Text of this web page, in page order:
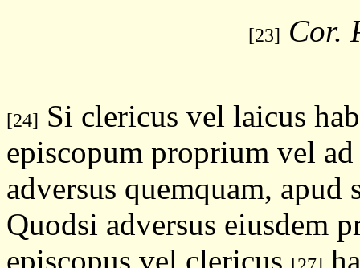
[23] Cor.
[24] Si clericus vel laicus
episcopum proprium vel
adversus quemquam,
Quodsi adversus eiusdem
episcopus vel clericus